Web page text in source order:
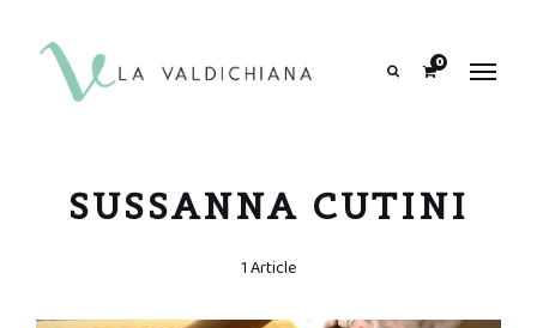
0
SUSSANNA CUTINI
1 Article